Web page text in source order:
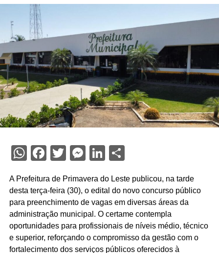
WhatsApp
Facebook
TwitterMessenger
LinkedIn
A Prefeitura de Primavera do Leste publicou, na tarde
desta terça-feira (30), o edital do novo concurso público
para preenchimento de vagas em diversas áreas da
administração municipal. O certame contempla
oportunidades para profissionais de níveis médio, técnico
e superior, reforçando o compromisso da gestão com o
fortalecimento dos serviços públicos oferecidos à